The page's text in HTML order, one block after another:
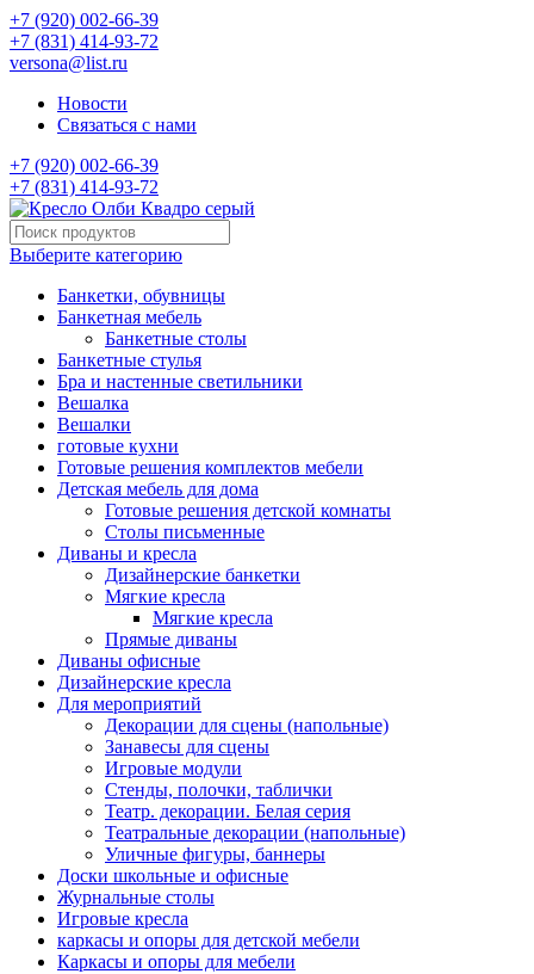
+7 (920) 002-66-39
+7 (831) 414-93-72
versona@list.ru
Новости
Связаться с нами
+7 (920) 002-66-39
+7 (831) 414-93-72
Выберите категорию
Банкетки, обувницы
Банкетная мебель
Банкетные столы
Банкетные стулья
Бра и настенные светильники
Вешалка
Вешалки
готовые кухни
Готовые решения комплектов мебели
Детская мебель для дома
Готовые решения детской комнаты
Столы письменные
Диваны и кресла
Дизайнерские банкетки
Мягкие кресла
Мягкие кресла
Прямые диваны
Диваны офисные
Дизайнерские кресла
Для мероприятий
Декорации для сцены (напольные)
Занавесы для сцены
Игровые модули
Стенды, полочки, таблички
Театр. декорации. Белая серия
Театральные декорации (напольные)
Уличные фигуры, баннеры
Доски школьные и офисные
Журнальные столы
Игровые кресла
каркасы и опоры для детской мебели
Каркасы и опоры для мебели